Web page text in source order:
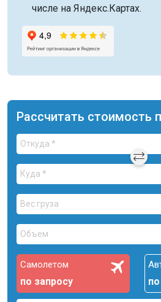
числе на Яндекс.Картах.
Рассчитать стоимость
Самолетом
по запросу